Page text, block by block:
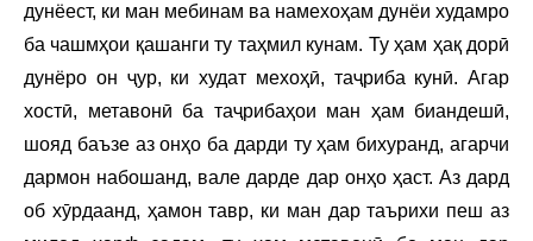
дунёест, ки ман мебинам ва намехоҳам дунёи худамро
ба чашмҳои қашанги ту таҳмил кунам. Ту ҳам ҳақ дорӣ
дунёро он ҷур, ки худат мехоҳӣ, таҷриба кунӣ. Агар
хостӣ, метавонӣ ба таҷрибаҳои ман ҳам биандешӣ,
шояд баъзе аз онҳо ба дарди ту ҳам бихуранд, агарчи
дармон набошанд, вале дарде дар онҳо ҳаст. Аз дард
об хӯрдаанд, ҳамон тавр, ки ман дар таърихи пеш аз